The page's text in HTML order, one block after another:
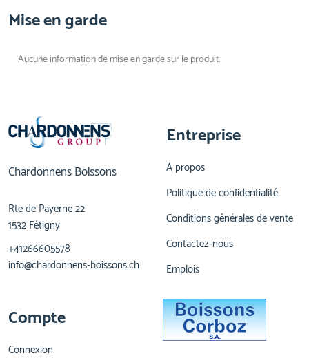
Mise en garde
Aucune information de mise en garde sur le produit.
Chardonnens Boissons
Rte de Payerne 22
1532 Fétigny
+41266605578
info@chardonnens-boissons.ch
Entreprise
A propos
Politique de confidentialité
Conditions générales de vente
Contactez-nous
Emplois
Compte
Connexion